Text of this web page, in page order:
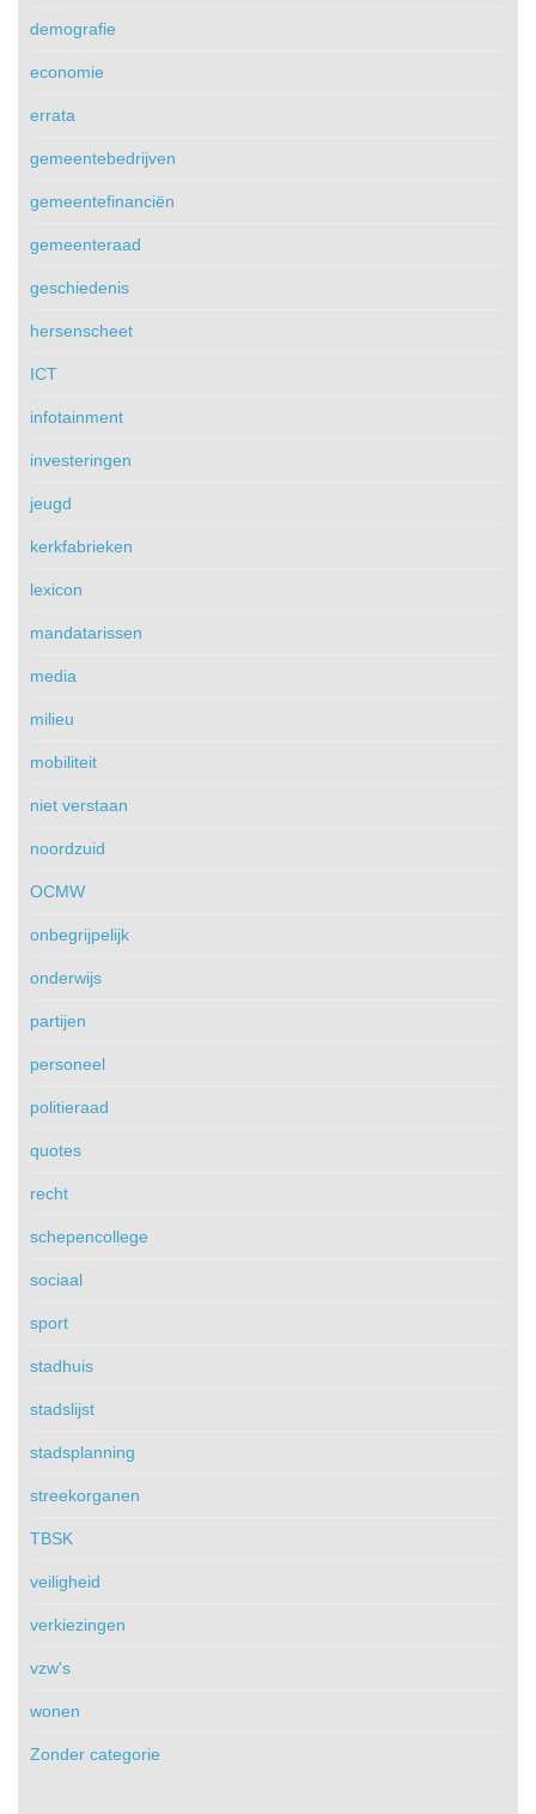
demografie
economie
errata
gemeentebedrijven
gemeentefinanciën
gemeenteraad
geschiedenis
hersenscheet
ICT
infotainment
investeringen
jeugd
kerkfabrieken
lexicon
mandatarissen
media
milieu
mobiliteit
niet verstaan
noordzuid
OCMW
onbegrijpelijk
onderwijs
partijen
personeel
politieraad
quotes
recht
schepencollege
sociaal
sport
stadhuis
stadslijst
stadsplanning
streekorganen
TBSK
veiligheid
verkiezingen
vzw's
wonen
Zonder categorie